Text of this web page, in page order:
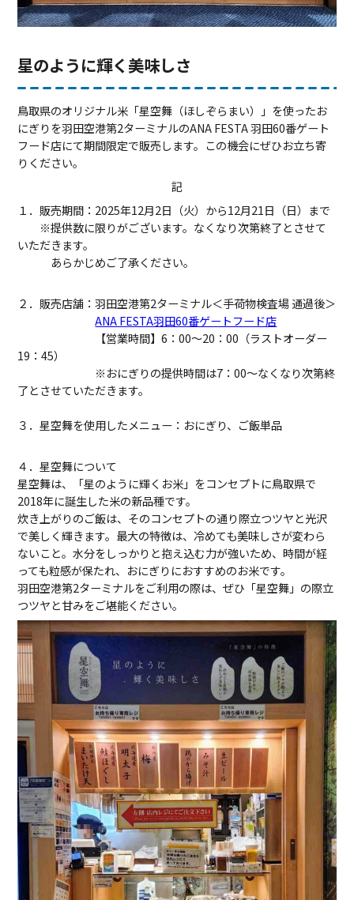
星のように輝く美味しさ
鳥取県のオリジナル米「星空舞（ほしぞらまい）」を使ったお
にぎりを羽田空港第2ターミナルのANA FESTA 羽田60番ゲート
フード店にて期間限定で販売します。この機会にぜひお立ち寄
りください。
記
１．販売期間：2025年12月2日（火）から12月21日（日）まで
※提供数に限りがございます。なくなり次第終了とさせて
いただきます。
あらかじめご了承ください。
２．販売店舗：羽田空港第2ターミナル＜手荷物検査場 通過後＞
ANA FESTA羽田60番ゲートフード店
【営業時間】6：00～20：00（ラストオーダー
19：45）
※おにぎりの提供時間は7：00～なくなり次第終
了とさせていただきます。
３．星空舞を使用したメニュー：おにぎり、ご飯単品
４．星空舞について
星空舞は、「星のように輝くお米」をコンセプトに鳥取県で
2018年に誕生した米の新品種です。
炊き上がりのご飯は、そのコンセプトの通り際立つツヤと光沢
で美しく輝きます。最大の特徴は、冷めても美味しさが変わら
ないこと。水分をしっかりと抱え込む力が強いため、時間が経
っても粒感が保たれ、おにぎりにおすすめのお米です。
羽田空港第2ターミナルをご利用の際は、ぜひ「星空舞」の際立
つツヤと甘みをご堪能ください。